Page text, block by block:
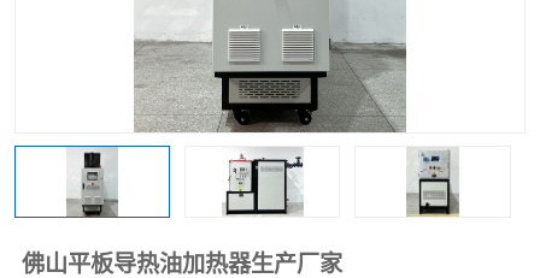
佛山平板导热油加热器生产厂家